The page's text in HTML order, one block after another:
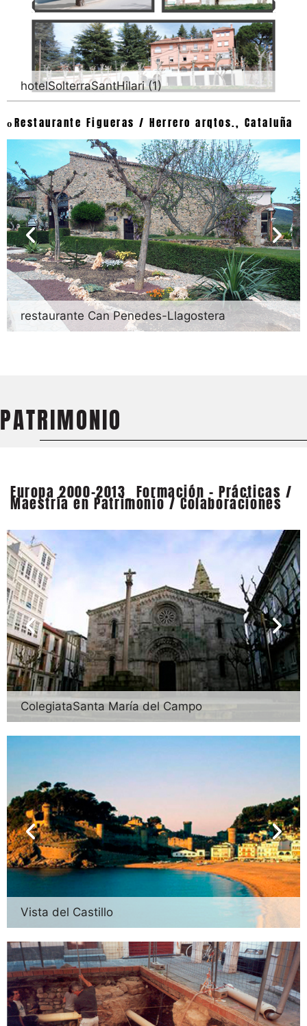
hotelSolterraSantHilari (1)
o Restaurante Figueras / Herrero arqtos., Cataluña
restaurante Can Penedes-Llagostera
PATRIMONIO
Europa 2000-2013_ Formación - Prácticas /
Maestría en Patrimonio / Colaboraciones
ColegiataSanta María del Campo
Vista del Castillo